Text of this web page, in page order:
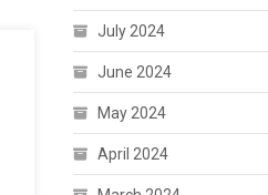
July 2024
June 2024
May 2024
April 2024